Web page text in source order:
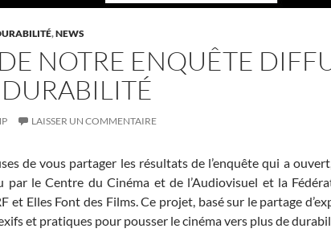
,NEWS
NOTRE ENQUÊTE
LAISSER UN COMMENTAIRE
de vous partager les résultats de l’enquête qui a
par le Centre du Cinéma et de l’Audiovisuel et la
et Elles Font des Films. Ce projet, basé sur le partage
et pratiques pour pousser le cinéma vers plus de